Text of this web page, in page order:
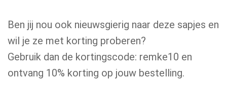
Ben jij nou ook nieuwsgierig naar deze sapjes en
wil je ze met korting proberen?
Gebruik dan de kortingscode: remke10 en
ontvang 10% korting op jouw bestelling.